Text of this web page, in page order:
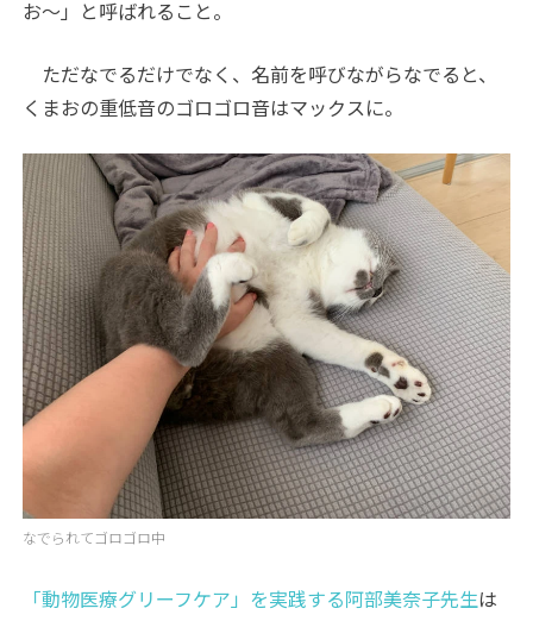
お〜」と呼ばれること。
ただなでるだけでなく、名前を呼びながらなでると、
くまおの重低音のゴロゴロ音はマックスに。
なでられてゴロゴロ中
「動物医療グリーフケア」を実践する阿部美奈子先生は